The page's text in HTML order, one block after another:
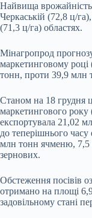
Найвища врожайність
Черкаській (72,8 ц/
(71,3 ц/га) областях.
Мінагропрод
маркетинговому
тонн, проти 39,9 млн
Станом на 18 грудня
маркетингового
експортувала 21,02
до теперішнього
млн тонн ячменю, 7,5
зернових.
Обстеження посівів
отримано на площі
задовільному стані